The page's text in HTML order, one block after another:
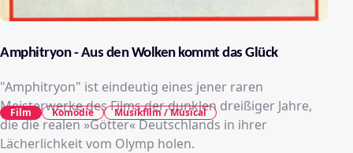
Amphitryon - Aus den Wolken kommt das Glück
"Amphitryon" ist eindeutig eines jener raren
Meisterwerke des Films der dunklen dreißiger Jahre,
die die realen »Götter« Deutschlands in ihrer
Lächerlichkeit vom Olymp holen.
Film Komödie Musikfilm / Musical